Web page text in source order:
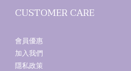
CUSTOMER CARE
會員優惠
加入我們
隱私政策